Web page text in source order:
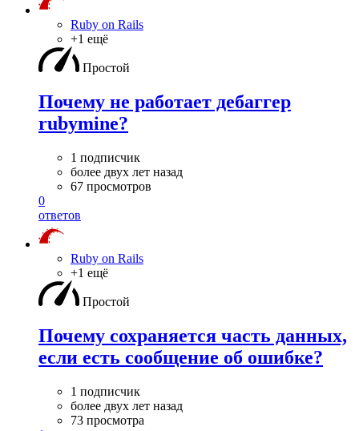
Ruby on Rails
+1 ещё
Простой
Почему не работает дебаггер
rubymine?
1 подписчик
более двух лет назад
67 просмотров
0
ответов
Ruby on Rails
+1 ещё
Простой
Почему сохраняется часть данных,
если есть сообщение об ошибке?
1 подписчик
более двух лет назад
73 просмотра